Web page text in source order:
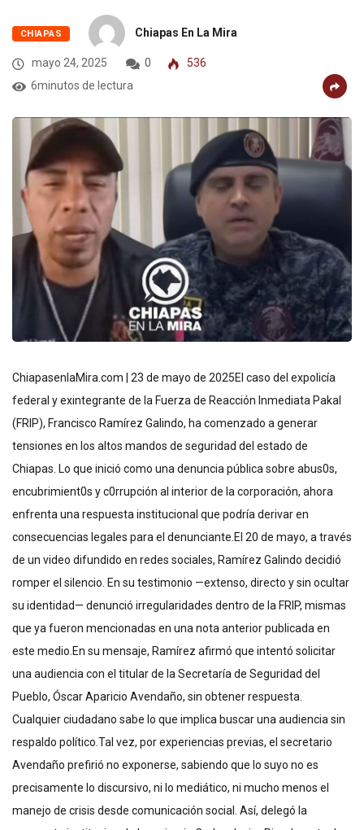
CHIAPAS Chiapas En La Mira
mayo 24, 2025 0
536
6minutos de lectura
ChiapasenlaMira.com | 23 de mayo de 2025El caso del expolicía
federal y exintegrante de la Fuerza de Reacción Inmediata Pakal
(FRIP), Francisco Ramírez Galindo, ha comenzado a generar
tensiones en los altos mandos de seguridad del estado de
Chiapas. Lo que inició como una denuncia pública sobre abus0s,
encubrimient0s y c0rrupción al interior de la corporación, ahora
enfrenta una respuesta institucional que podría derivar en
consecuencias legales para el denunciante.El 20 de mayo, a través
de un video difundido en redes sociales, Ramírez Galindo decidió
romper el silencio. En su testimonio —extenso, directo y sin ocultar
su identidad— denunció irregularidades dentro de la FRIP, mismas
que ya fueron mencionadas en una nota anterior publicada en
este medio.En su mensaje, Ramírez afirmó que intentó solicitar
una audiencia con el titular de la Secretaría de Seguridad del
Pueblo, Óscar Aparicio Avendaño, sin obtener respuesta.
Cualquier ciudadano sabe lo que implica buscar una audiencia sin
respaldo político.Tal vez, por experiencias previas, el secretario
Avendaño prefirió no exponerse, sabiendo que lo suyo no es
precisamente lo discursivo, ni lo mediático, ni mucho menos el
manejo de crisis desde comunicación social. Así, delegó la